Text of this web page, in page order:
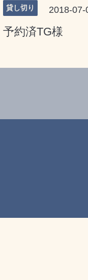
貸し切り 2018-07-
予約済TG様